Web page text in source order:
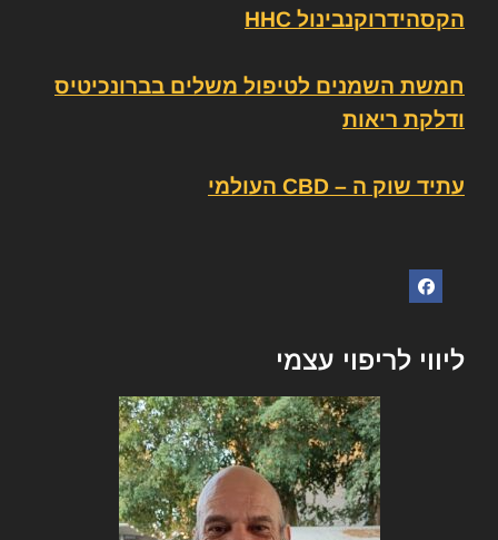
הקסהידרוקנבינול HHC
חמשת השמנים לטיפול משלים בברונכיטיס
ודלקת ריאות
עתיד שוק ה – CBD העולמי
ליווי לריפוי עצמי